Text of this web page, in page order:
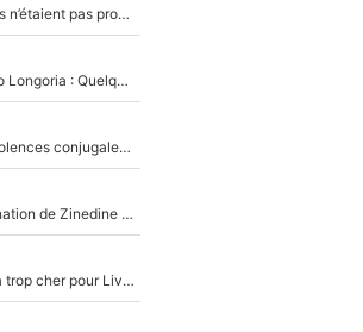
Zinédine Zidane et Didier Deschamps : «Ils n’étaient pas proches», les confidences d’un membre de l’équipe de France 1998 sur leur relation spéciale
Medhi Benatia s'est «senti trahi» par Pablo Longoria : Quelques semaines après son départ, l'ancien directeur de football de l'OM règle ses comptes
Des terrains de Ligue 1 au tribunal pour violences conjugales : Un arbitre français encourt une peine de 18 mois de prison !
Equipe de France : 10 jours après la nomination de Zinedine Zidane, c'est au tour de son fils de prendre un nouveau départ !
EXCLU - Mercato - PSG : Bradley Barcola trop cher pour Liverpool